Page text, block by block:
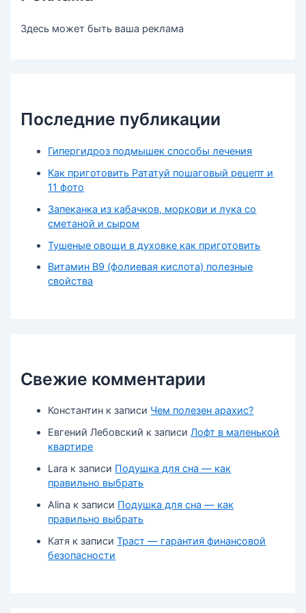
Здесь может быть ваша реклама
Последние публикации
Гипергидроз подмышек способы лечения
Как приготовить Рататуй пошаговый рецепт и
11 фото
Запеканка из кабачков, моркови и лука со
сметаной и сыром
Тушеные овощи в духовке как приготовить
Витамин В9 (фолиевая кислота) полезные
свойства
Свежие комментарии
Константин к записи Чем полезен арахис?
Евгений Лебовский к записиЛофт в маленькой
квартире
Lara к записи Подушка для сна — как
правильно выбрать
Alina к записи Подушка для сна — как
правильно выбрать
Катя к записиТраст — гарантия финансовой
безопасности